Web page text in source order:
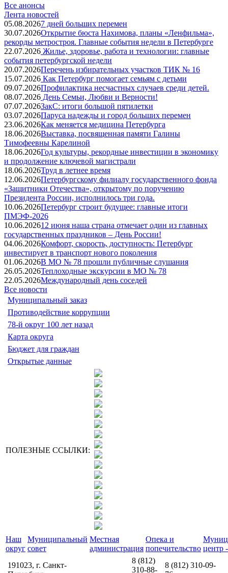
Все анонсы
Лента новостей
05.08.20267 дней больших перемен
30.07.2026Открытие бюста Нахимова, планы «Ленфильма»,
рекорды метростроя. Главные события недели в Петербурге
22.07.2026 Жилье, здоровье, работа и технологии: главные
события петербургской недели
20.07.2026Перечень избирательных участков ТИК № 16
15.07.2026 Как Петербург помогает семьям с детьми
09.07.2026Профилактика несчастных случаев среди детей.
08.07.2026 День Семьи, Любви и Верности!
07.07.2026ЗакС: итоги большой пятилетки
03.07.2026Паруса надежды и город больших перемен
23.06.2026Как меняется медицина Петербурга
18.06.2026Выставка, посвященная памяти Галины
Тимофеевны Карелиной
18.06.2026Год культуры, рекордные инвестиции в экономику
и продолжение ключевой магистрали
18.06.2026Труд в летнее время
12.06.2026Петербургскому филиалу государственного фонда
«Защитники Отечества», открытому по поручению
Президента России, исполнилось три года.
10.06.2026Петербург строит будущее: главные итоги
ПМЭФ-2026
10.06.202612 июня наша страна отмечает один из главных
государственных праздников – День России!
04.06.2026Комфорт, скорость, доступность: Петербург
инвестирует в транспорт нового поколения
01.06.2026В МО № 78 прошли публичные слушания
26.05.2026Теплоходные экскурсии в МО № 78
22.05.2026Международный день соседей
Все новости
Муниципальный заказ
Противодействие коррупции
78-й округ 100 лет назад
Карта округа
Бюджет для граждан
Открытые данные
ПОЛЕЗНЫЕ ССЫЛКИ:
Наш
округ
Муниципальный
совет
Местная
администрация
Опека и
попечительство центр
191023, г. Санкт-
8 (812)
310-88-
8 (812) 310-09-